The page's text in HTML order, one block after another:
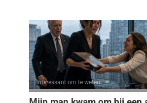
Interessant om te weten